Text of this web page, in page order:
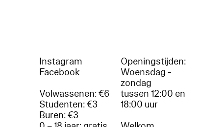
Instagram
Facebook
Volwassenen: €6
Studenten: €3
Buren: €3
Openingstijden:
Woensdag -
zondag
tussen 12:00 en
18:00 uur